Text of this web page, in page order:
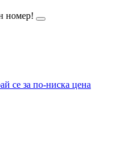
номер!
се за по-ниска цена